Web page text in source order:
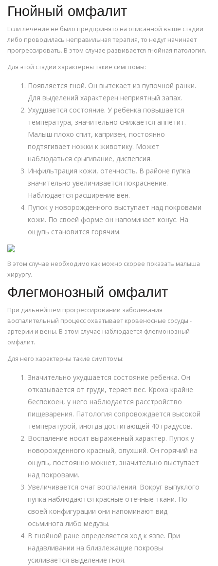
Гнойный омфалит
Если лечение не было предпринято на описанной выше стадии
либо проводилась неправильная терапия, то недуг начинает
прогрессировать. В этом случае развивается гнойная патология.
Для этой стадии характерны такие симптомы:
Появляется гной. Он вытекает из пупочной ранки.
Для выделений характерен неприятный запах.
Ухудшается состояние. У ребенка повышается
температура, значительно снижается аппетит.
Малыш плохо спит, капризен, постоянно
подтягивает ножки к животику. Может
наблюдаться срыгивание, диспепсия.
Инфильтрация кожи, отечность. В районе пупка
значительно увеличивается покраснение.
Наблюдается расширение вен.
Пупок у новорожденного выступает над покровами
кожи. По своей форме он напоминает конус. На
ощупь становится горячим.
В этом случае необходимо как можно скорее показать малыша
хирургу.
Флегмонозный омфалит
При дальнейшем прогрессировании заболевания
воспалительный процесс охватывает кровеносные сосуды -
артерии и вены. В этом случае наблюдается флегмонозный
омфалит.
Для него характерны такие симптомы:
Значительно ухудшается состояние ребенка. Он
отказывается от груди, теряет вес. Кроха крайне
беспокоен, у него наблюдается расстройство
пищеварения. Патология сопровождается высокой
температурой, иногда достигающей 40 градусов.
Воспаление носит выраженный характер. Пупок у
новорожденного красный, опухший. Он горячий на
ощупь, постоянно мокнет, значительно выступает
над покровами.
Увеличивается очаг воспаления. Вокруг выпуклого
пупка наблюдаются красные отечные ткани. По
своей конфигурации они напоминают вид
осьминога либо медузы.
В гнойной ране определяется ход к язве. При
надавливании на близлежащие покровы
усиливается выделение гноя.